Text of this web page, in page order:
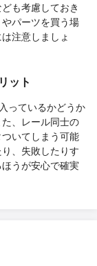
も考慮しておき
パーツを買う場
注意しましょ
ット
っているかどうか
、レール同士の
いてしまう可能
、失敗したりす
うが安心で確実